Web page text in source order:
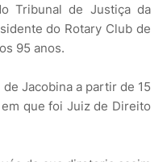
Tribunal de Justiça da
do Rotary Club de
95 anos.
Jacobina a partir de 15
que foi Juiz de Direito